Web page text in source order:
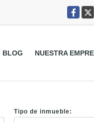
Facebook
X
BLOG NUESTRA
Tipo de inmueble: